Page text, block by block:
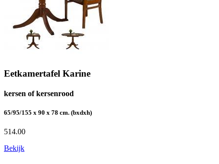
Eetkamertafel Karine
kersen of kersenrood
65/95/155 x 90 x 78 cm. (bxdxh)
514.00
Bekijk